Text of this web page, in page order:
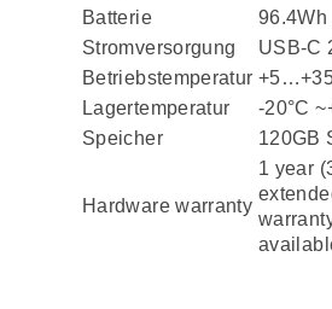
Batterie
96.4Wh
Stromversorgung
USB-C
Betriebstemperatur
Lagertemperatur
-20°C
Speicher
120GB
Hardware warranty
1 year